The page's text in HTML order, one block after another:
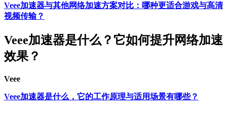
Veee加速器与其他网络加速方案对比：哪种更适合游戏与高清
视频传输？
Veee加速器是什么？它如何提升网络加速
效果？
Veee
Veee加速器是什么，它的工作原理与适用场景有哪些？